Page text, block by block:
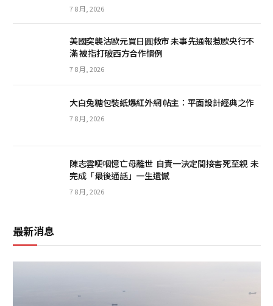
7 8 月, 2026
美國突襲沽歐元買日圓救市 未事先通報惹歐央行不
滿 被指打破西方合作慣例
7 8 月, 2026
大白兔糖包裝紙爆紅外網 帖主：平面設計經典之作
7 8 月, 2026
陳志雲哽咽憶亡母離世 自責一決定間接害死至親 未
完成「最後通話」一生遺憾
7 8 月, 2026
最新消息